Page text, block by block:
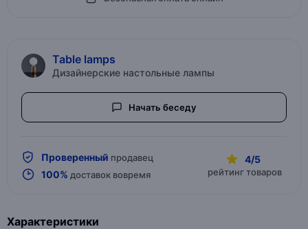
Table lamps
Дизайнерские настольные лампы
Начать беседу
Проверенный продавец
100% доставок вовремя
4/5
рейтинг товаров
Характеристики